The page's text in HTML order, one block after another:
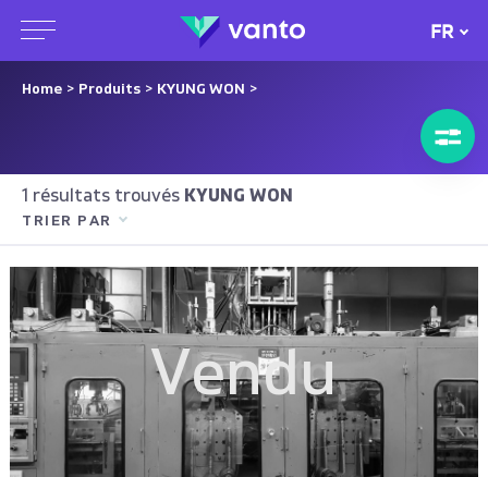
FR
Home > Produits > KYUNG WON >
1 résultats trouvés KYUNG WON
TRIER PAR
Vendu